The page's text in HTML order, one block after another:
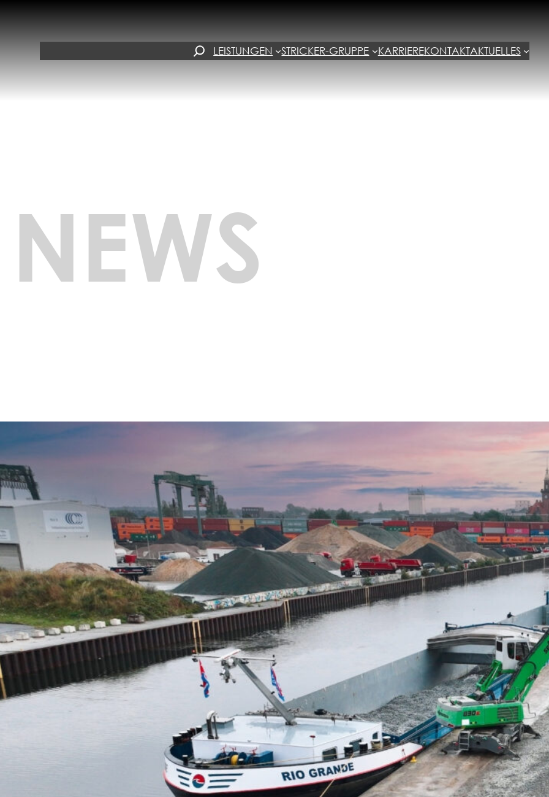
LEISTUNGEN STRICKER-GRUPPE KARRIEREKONTAKTAKTUELLES
NEWS